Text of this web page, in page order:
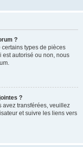
?
types de pièces
est autorisé ou non, nous
?
avez transférées, veuillez
et suivre les liens vers